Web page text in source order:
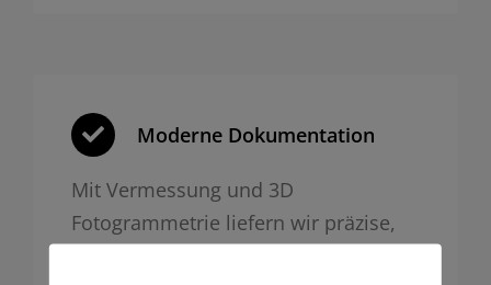
Moderne Dokumentation
Mit Vermessung und 3D
Fotogrammetrie liefern wir präzise,